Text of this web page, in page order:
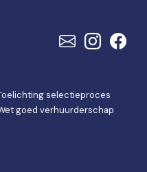
selectieproces
goed verhuurderschap